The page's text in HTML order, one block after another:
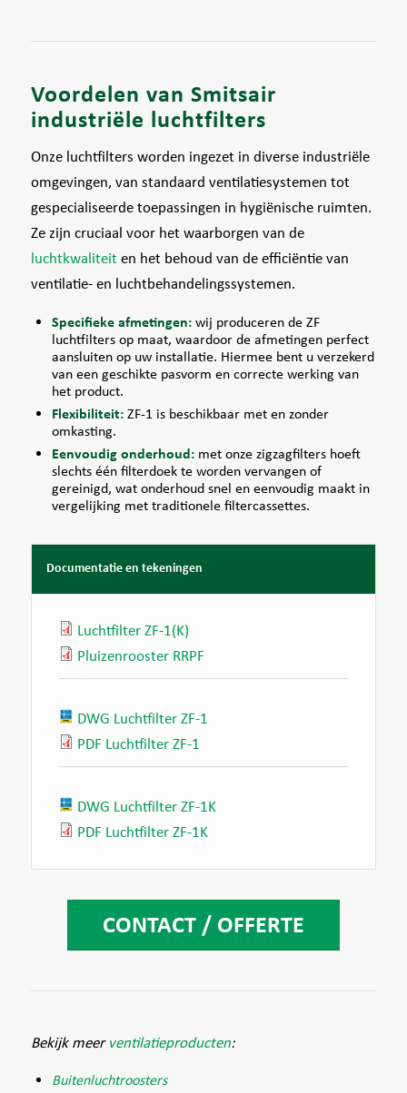
Voordelen van Smitsair
industriële luchtfilters
Onze luchtfilters worden ingezet in diverse industriële
omgevingen, van standaard ventilatiesystemen tot
gespecialiseerde toepassingen in hygiënische ruimten.
Ze zijn cruciaal voor het waarborgen van de
luchtkwaliteiten het behoud van de efficiëntie van
ventilatie- en luchtbehandelingssystemen.
Specifieke afmetingen:wij produceren de ZF
luchtfilters op maat, waardoor de afmetingen perfect
aansluiten op uw installatie. Hiermee bent u verzekerd
van een geschikte pasvorm en correcte werking van
het product.
Flexibiliteit:ZF-1 is beschikbaar met en zonder
omkasting.
Eenvoudig onderhoud:met onze zigzagfilters hoeft
slechts één filterdoek te worden vervangen of
gereinigd, wat onderhoud snel en eenvoudig maakt in
vergelijking met traditionele filtercassettes.
Documentatie en tekeningen
Luchtfilter ZF-1(K)
Pluizenrooster RRPF
DWG Luchtfilter ZF-1
PDF Luchtfilter ZF-1
DWG Luchtfilter ZF-1K
PDF Luchtfilter ZF-1K
CONTACT / OFFERTE
Bekijk meerventilatieproducten:
Buitenluchtroosters